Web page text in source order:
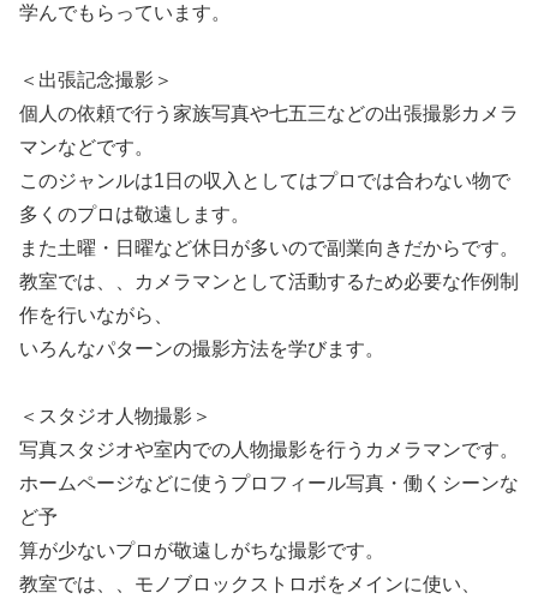
学んでもらっています。
＜出張記念撮影＞
個人の依頼で行う家族写真や七五三などの出張撮影カメラ
マンなどです。
このジャンルは1日の収入としてはプロでは合わない物で
多くのプロは敬遠します。
また土曜・日曜など休日が多いので副業向きだからです。
教室では、、カメラマンとして活動するため必要な作例制
作を行いながら、
いろんなパターンの撮影方法を学びます。
＜スタジオ人物撮影＞
写真スタジオや室内での人物撮影を行うカメラマンです。
ホームページなどに使うプロフィール写真・働くシーンな
ど予
算が少ないプロが敬遠しがちな撮影です。
教室では、、モノブロックストロボをメインに使い、